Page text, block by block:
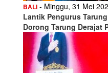
BALI - Minggu, 31 Mei
Lantik Pengurus
Dorong Tarung Derajat